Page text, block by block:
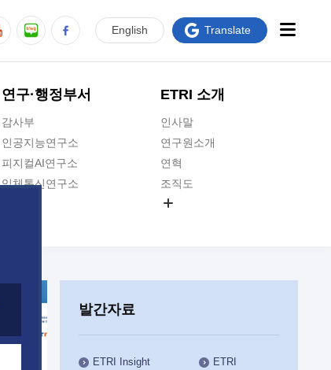
연구·행정부서
감사부
인공지능연구소
피지컬AI연구소
입체통신연구소
인공지능안전연구소
우주항공반도체전략연구단
대경권연구본부
호남권연구본부
ETRI 소개
인사말
연구원소개
연혁
조직도
ETRI CI
English Translate
발간자료
ETRI Insight
ETRI